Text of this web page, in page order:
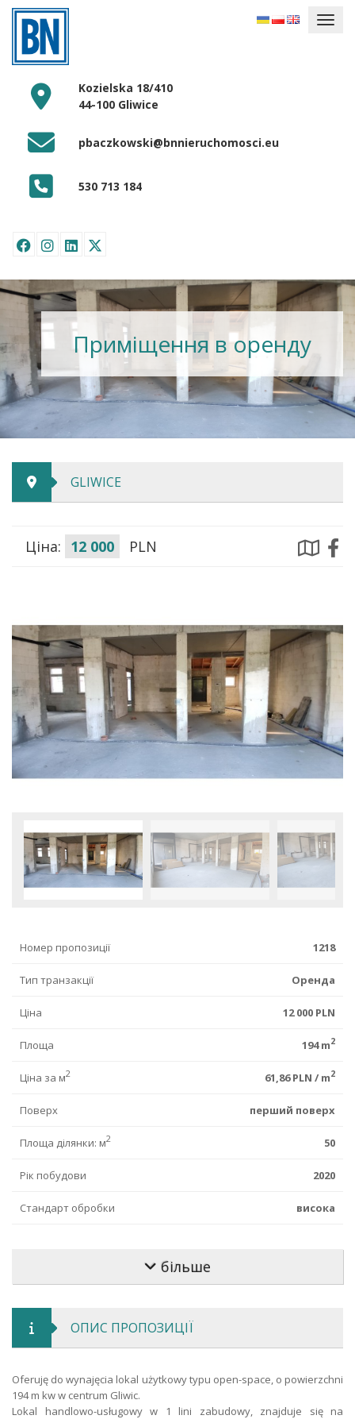
Kozielska 18/410
44-100 Gliwice
pbaczkowski@bnnieruchomosci.eu
530 713 184
Приміщення в оренду
GLIWICE
Ціна: 12 000 PLN
Номер пропозиції 1218
Тип транзакції Оренда
Ціна 12 000 PLN
Площа 194 m2
Ціна за м2 61,86 PLN / m2
Поверх перший поверх
Площа ділянки: м2 50
Рік побудови 2020
Стандарт обробки висока
Будівельний матеріал
Тип дороги
Депозит PLN
більше
ОПИС ПРОПОЗИЦІЇ
Oferuję do wynajęcia lokal użytkowy typu open-space, o powierzchni
194 m kw w centrum Gliwic.
Lokal handlowo-usługowy w 1 lini zabudowy, znajduje się na